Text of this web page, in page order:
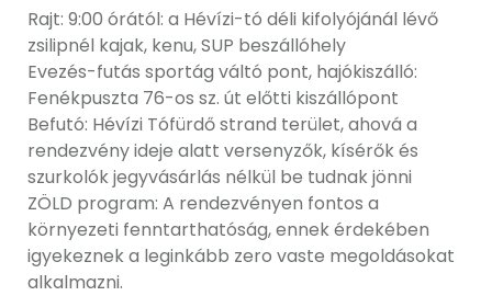
Rajt: 9:00 órától: a Hévízi-tó déli kifolyójánál lévő
zsilipnél kajak, kenu, SUP beszállóhely
Evezés-futás sportág váltó pont, hajókiszálló:
Fenékpuszta 76-os sz. út előtti kiszállópont
Befutó: Hévízi Tófürdő strand terület, ahová a
rendezvény ideje alatt versenyzők, kísérők és
szurkolók jegyvásárlás nélkül be tudnak jönni
ZÖLD program: A rendezvényen fontos a
környezeti fenntarthatóság, ennek érdekében
igyekeznek a leginkább zero vaste megoldásokat
alkalmazni.